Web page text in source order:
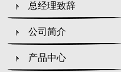
总经理致辞
公司简介
产品中心